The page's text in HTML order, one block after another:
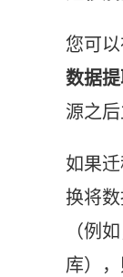
您可
数据提
源之
如果
换将
（例
库）